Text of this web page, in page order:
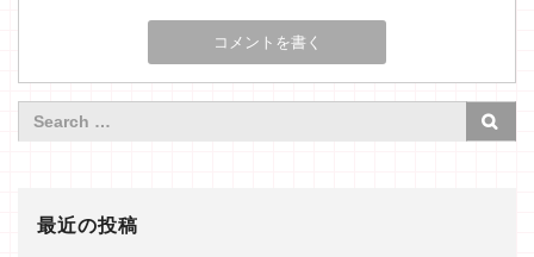
最近の投稿